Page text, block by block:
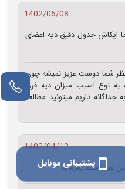
1402/06/08
ایکاش جدول دقیق دیه اعضای
با سلام. ممنون از نظر شما دوست عزیز نمیشه چون
نوع آسیب میزان دیه فرق
جداگانه داریم میتونید مطالعه
1402/04/12
عیزراحفظ بفرماید
smartphoneپشتیبانی موبایل